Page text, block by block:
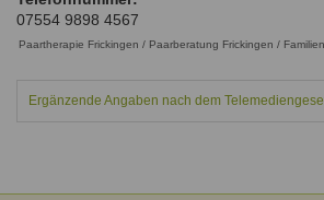
Ausbildungsinstitute
Fortbildungen
Sitemap
Formular zur Registrierung
07554 9898 4567
Paartherapie Frickingen / Paarberatung Frickingen /
Ergänzende Angaben nach dem